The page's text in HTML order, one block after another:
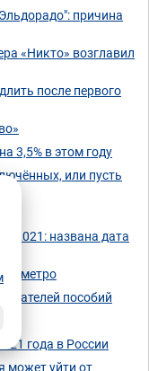
причина
«Никто» возглавил
после первого
3,5% в этом году
или пусть
2021: названа дата
метро
пособий
года в России
может уйти от